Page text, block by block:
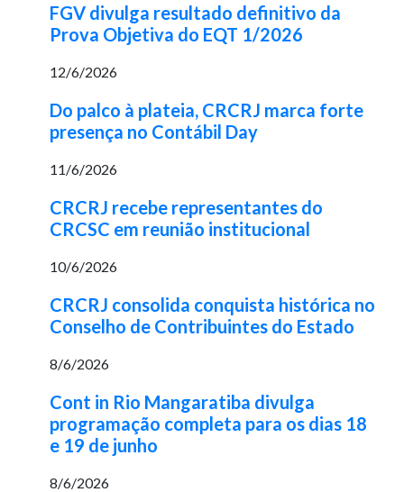
FGV divulga resultado definitivo da
Prova Objetiva do EQT 1/2026
12/6/2026
Do palco à plateia, CRCRJ marca forte
presença no Contábil Day
11/6/2026
CRCRJ recebe representantes do
CRCSC em reunião institucional
10/6/2026
CRCRJ consolida conquista histórica no
Conselho de Contribuintes do Estado
8/6/2026
Cont in Rio Mangaratiba divulga
programação completa para os dias 18
e 19 de junho
8/6/2026